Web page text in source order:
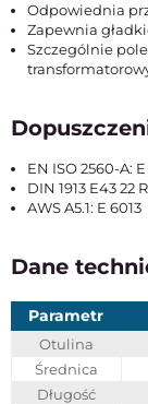
Odpowiednia
Zapewnia
Szczególnie
EN ISO 2560-A: E
DIN 1913 E43 22
AWS A5.1: E 6013
Dane
Parametr
Otulina
Średnica
Długość